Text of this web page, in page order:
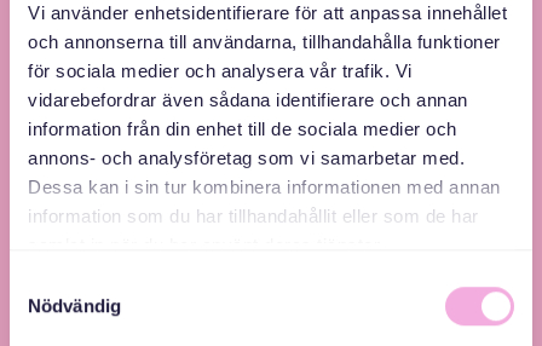
Vi använder enhetsidentifierare för att anpassa innehållet
och annonserna till användarna, tillhandahålla funktioner
för sociala medier och analysera vår trafik. Vi
vidarebefordrar även sådana identifierare och annan
information från din enhet till de sociala medier och
annons- och analysföretag som vi samarbetar med.
Dessa kan i sin tur kombinera informationen med annan
information som du har tillhandahållit eller som de har
Nödvändig
Svenska med baby – Föräldraträffar för jämlikhet
och inkludering.